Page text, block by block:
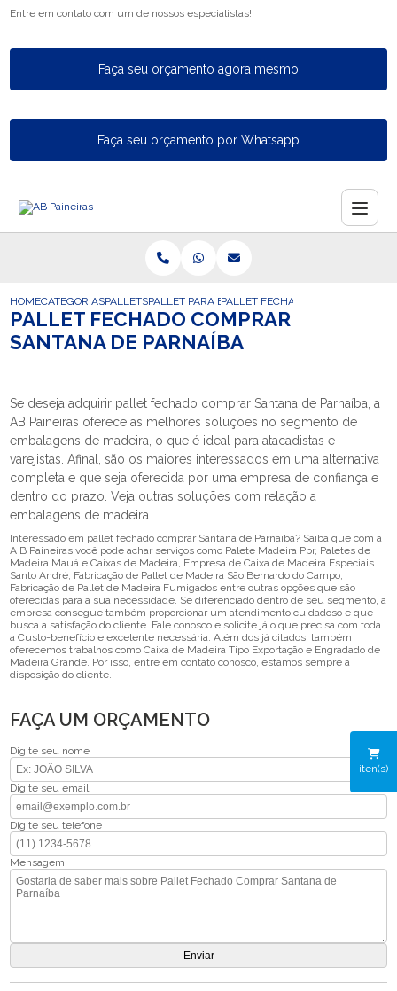
Entre em contato com um de nossos especialistas!
Faça seu orçamento agora mesmo
Faça seu orçamento por Whatsapp
iten(s)
HOMECATEGORIASPALLETSPALLET PARA EXPORTACAOPALLET FECHADO COMPRAR
PALLET FECHADO COMPRAR
SANTANA DE PARNAÍBA
Se deseja adquirir pallet fechado comprar Santana de Parnaíba, a
AB Paineiras oferece as melhores soluções no segmento de
embalagens de madeira, o que é ideal para atacadistas e
varejistas. Afinal, são os maiores interessados em uma alternativa
completa e que seja oferecida por uma empresa de confiança e
dentro do prazo. Veja outras soluções com relação a
embalagens de madeira.
Interessado em pallet fechado comprar Santana de Parnaíba? Saiba que com a
A B Paineiras você pode achar serviços como Palete Madeira Pbr, Paletes de
Madeira Mauá e Caixas de Madeira, Empresa de Caixa de Madeira Especiais
Santo André, Fabricação de Pallet de Madeira São Bernardo do Campo,
Fabricação de Pallet de Madeira Fumigados entre outras opções que são
oferecidas para a sua necessidade. Se diferenciado dentro de seu segmento, a
empresa consegue também proporcionar um atendimento cuidadoso e que
busca a satisfação do cliente. Fale conosco e solicite já o que precisa com toda
a Custo-benefício e excelente necessária. Além dos já citados, também
oferecemos trabalhos como Caixa de Madeira Tipo Exportação e Engradado de
Madeira Grande. Por isso, entre em contato conosco, estamos sempre a
disposição do cliente.
FAÇA UM ORÇAMENTO
Digite seu nome
Digite seu email
Digite seu telefone
Mensagem